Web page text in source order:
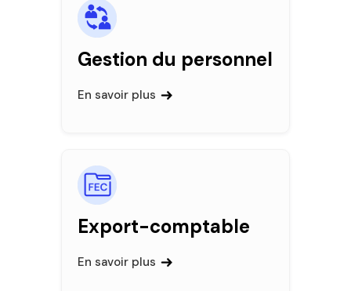
Gestion du personnel
En savoir plus
Export-comptable
En savoir plus